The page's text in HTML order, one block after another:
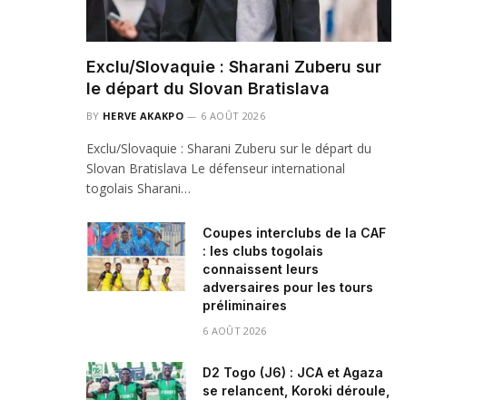
Exclu/Slovaquie : Sharani Zuberu sur
le départ du Slovan Bratislava
BY HERVE AKAKPO 6 AOÛT 2026
Exclu/Slovaquie : Sharani Zuberu sur le départ du
Slovan Bratislava Le défenseur international
togolais Sharani…
Coupes interclubs de la CAF
: les clubs togolais
connaissent leurs
adversaires pour les tours
préliminaires
6 AOÛT 2026
D2 Togo (J6) : JCA et Agaza
se relancent, Koroki déroule,